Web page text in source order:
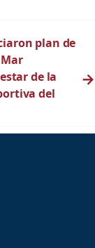
plan de
de la
del
→